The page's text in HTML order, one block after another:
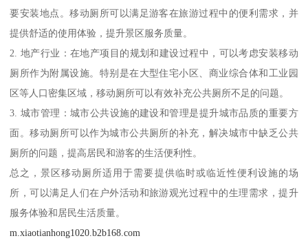
要安装地点。移动厕所可以满足游客在旅游过程中的便利需求，并
提供舒适的使用体验，提升景区服务质量。
2. 地产行业：在地产项目的规划和建设过程中，可以考虑安装移动
厕所作为附属设施。特别是在大型住宅小区、商业综合体和工业园
区等人口密集区域，移动厕所可以有效补充公共厕所不足的问题。
3. 城市管理：城市公共设施的建设和管理是提升城市品质的重要方
面。移动厕所可以作为城市公共厕所的补充，解决城市中缺乏公共
厕所的问题，提高居民和游客的生活便利性。
总之，景区移动厕所适用于需要提供临时或临近性便利设施的场
所，可以满足人们在户外活动和旅游观光过程中的生理需求，提升
服务体验和居民生活质量。
m.xiaotianhong1020.b2b168.com